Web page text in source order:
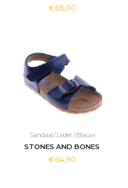
€65,00
Sandaal / Leder / Blauw
STONES AND BONES
€64,90